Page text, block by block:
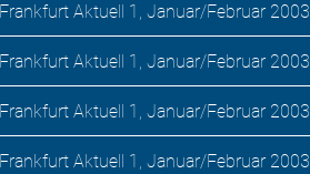
Frankfurt Aktuell 1, Januar/Februar 2003
Frankfurt Aktuell 1, Januar/Februar 2003
Frankfurt Aktuell 1, Januar/Februar 2003
Frankfurt Aktuell 1, Januar/Februar 2003